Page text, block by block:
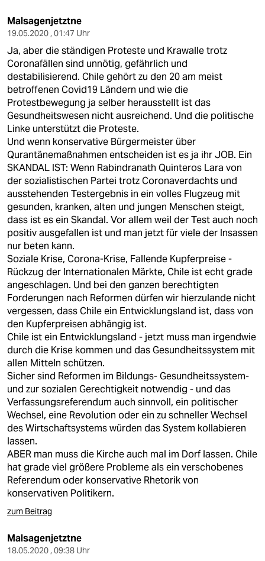
Malsagenjetztne
19.05.2020 , 01:47 Uhr
Ja, aber die ständigen Proteste und Krawalle trotz
Coronafällen sind unnötig, gefährlich und
destabilisierend. Chile gehört zu den 20 am meist
betroffenen Covid19 Ländern und wie die
Protestbewegung ja selber herausstellt ist das
Gesundheitswesen nicht ausreichend. Und die politische
Linke unterstützt die Proteste.
Und wenn konservative Bürgermeister über
Qurantänemaßnahmen entscheiden ist es ja ihr JOB. Ein
SKANDAL IST: Wenn Rabindranath Quinteros Lara von
der sozialistischen Partei trotz Coronaverdachts und
ausstehenden Testergebnis in ein volles Flugzeug mit
gesunden, kranken, alten und jungen Menschen steigt,
dass ist es ein Skandal. Vor allem weil der Test auch noch
positiv ausgefallen ist und man jetzt für viele der Insassen
nur beten kann.
Soziale Krise, Corona-Krise, Fallende Kupferpreise -
Rückzug der Internationalen Märkte, Chile ist echt grade
angeschlagen. Und bei den ganzen berechtigten
Forderungen nach Reformen dürfen wir hierzulande nicht
vergessen, dass Chile ein Entwicklungsland ist, dass von
den Kupferpreisen abhängig ist.
Chile ist ein Entwicklungsland - jetzt muss man irgendwie
durch die Krise kommen und das Gesundheitssystem mit
allen Mitteln schützen.
Sicher sind Reformen im Bildungs- Gesundheitssystem-
und zur sozialen Gerechtigkeit notwendig - und das
Verfassungsreferendum auch sinnvoll, ein politischer
Wechsel, eine Revolution oder ein zu schneller Wechsel
des Wirtschaftsystems würden das System kollabieren
lassen.
ABER man muss die Kirche auch mal im Dorf lassen. Chile
hat grade viel größere Probleme als ein verschobenes
Referendum oder konservative Rhetorik von
konservativen Politikern.
zum Beitrag
Malsagenjetztne
18.05.2020 , 09:38 Uhr